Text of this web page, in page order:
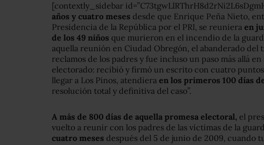
[contextly_sidebar
años y cuatro meses desde que Enrique Peña Nieto,
Presidencia de la República por el PRI, se reuniera en
de los 49 niños que murieron en el incendio de la
aquella reunión en Ciudad Obregón, el abanderado del
reclamos de los padres y fue incluso un paso más allá
electorado: recibió y firmó un escrito con cuatro
llegar a Los Pinos, atendiera en los primeros 100 días
resolución total y definitiva del caso”.
A más de 800 días de aquella promesa electoral, el
vuelto a reunir con los padres de las víctimas de la
cuatro meses después del 5 de junio de 2009, cuando